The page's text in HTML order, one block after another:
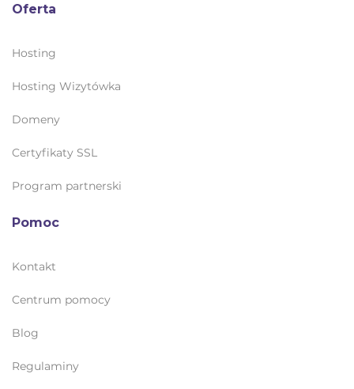
Oferta
Hosting
Hosting Wizytówka
Domeny
Certyfikaty SSL
Program partnerski
Pomoc
Kontakt
Centrum pomocy
Blog
Regulaminy